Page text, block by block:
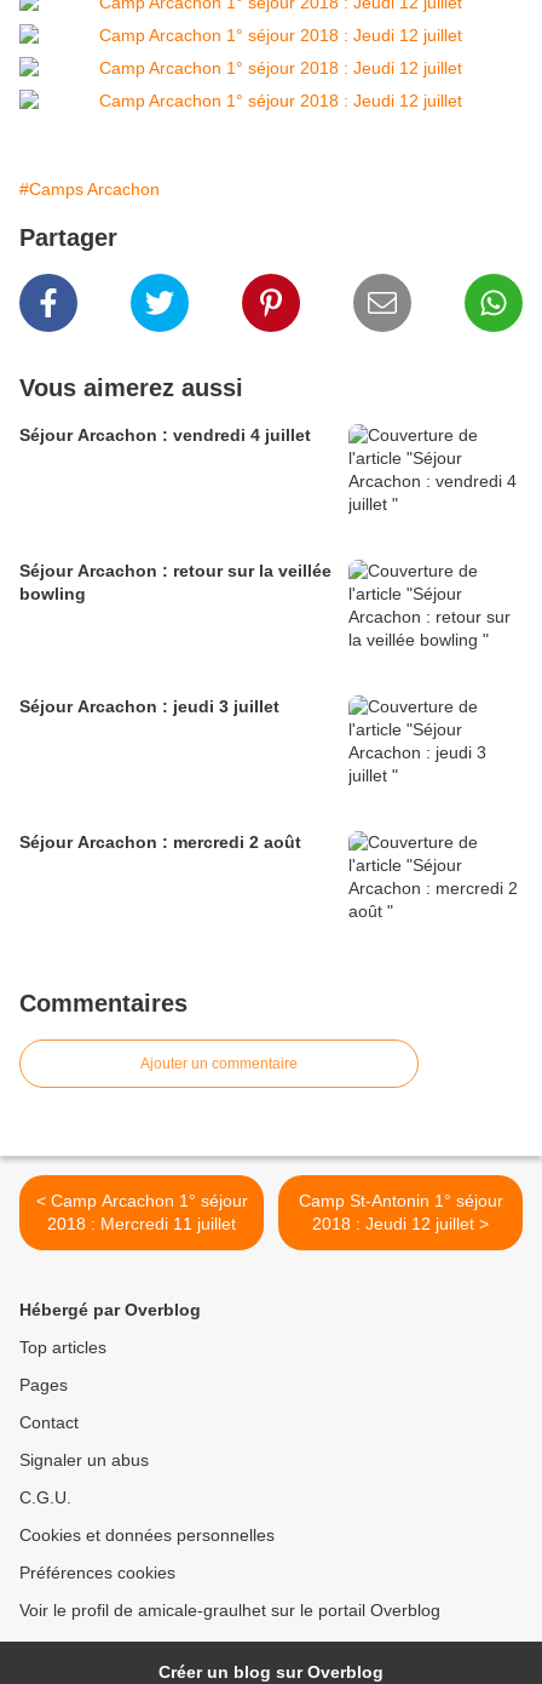
#Camps Arcachon
Partager
Vous aimerez aussi
Séjour Arcachon : vendredi 4 juillet
Séjour Arcachon : retour sur la veillée
bowling
Séjour Arcachon : jeudi 3 juillet
Séjour Arcachon : mercredi 2 août
Commentaires
Ajouter un commentaire
< Camp Arcachon 1° séjour
2018 : Mercredi 11 juillet
Camp St-Antonin 1° séjour
2018 : Jeudi 12 juillet >
Hébergé par Overblog
Top articles
Pages
Contact
Signaler un abus
C.G.U.
Cookies et données personnelles
Préférences cookies
Voir le profil de amicale-graulhet sur le portail Overblog
Créer un blog sur Overblog